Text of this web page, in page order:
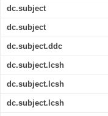
dc.subject
dc.subject
dc.subject.ddc
dc.subject.lcsh
dc.subject.lcsh
dc.subject.lcsh